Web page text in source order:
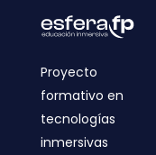
Proyecto
formativo en
tecnologías
inmersivas